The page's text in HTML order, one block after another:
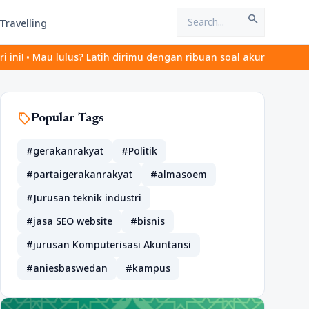
Travelling search
Latih dirimu dengan ribuan soal akurat di tryout.id.
sellPopular Tags
#gerakanrakyat
#Politik
#partaigerakanrakyat
#almasoem
#Jurusan teknik industri
#jasa SEO website
#bisnis
#jurusan Komputerisasi Akuntansi
#aniesbaswedan
#kampus